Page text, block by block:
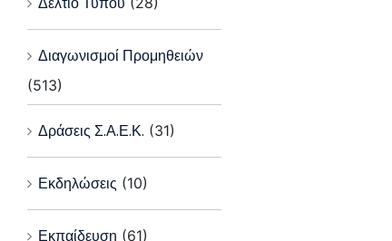
Διαγωνισμοί Προμηθειών
(513)
Δράσεις Σ.Α.Ε.Κ. (31)
Εκδηλώσεις (10)
Εκπαίδευση (61)